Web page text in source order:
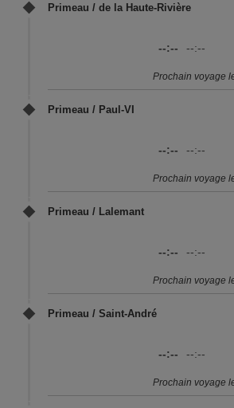
Primeau / de la Haute-Rivière
--:-- --:--
Prochain voyage
Primeau / Paul-VI
--:-- --:--
Prochain voyage
Primeau / Lalemant
--:-- --:--
Prochain voyage
Primeau / Saint-André
--:-- --:--
Prochain voyage